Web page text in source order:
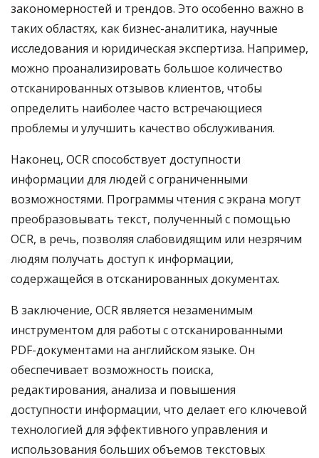
закономерностей и трендов. Это особенно важно в
таких областях, как бизнес-аналитика, научные
исследования и юридическая экспертиза. Например,
можно проанализировать большое количество
отсканированных отзывов клиентов, чтобы
определить наиболее часто встречающиеся
проблемы и улучшить качество обслуживания.
Наконец, OCR способствует доступности
информации для людей с ограниченными
возможностями. Программы чтения с экрана могут
преобразовывать текст, полученный с помощью
OCR, в речь, позволяя слабовидящим или незрячим
людям получать доступ к информации,
содержащейся в отсканированных документах.
В заключение, OCR является незаменимым
инструментом для работы с отсканированными
PDF-документами на английском языке. Он
обеспечивает возможность поиска,
редактирования, анализа и повышения
доступности информации, что делает его ключевой
технологией для эффективного управления и
использования больших объемов текстовых